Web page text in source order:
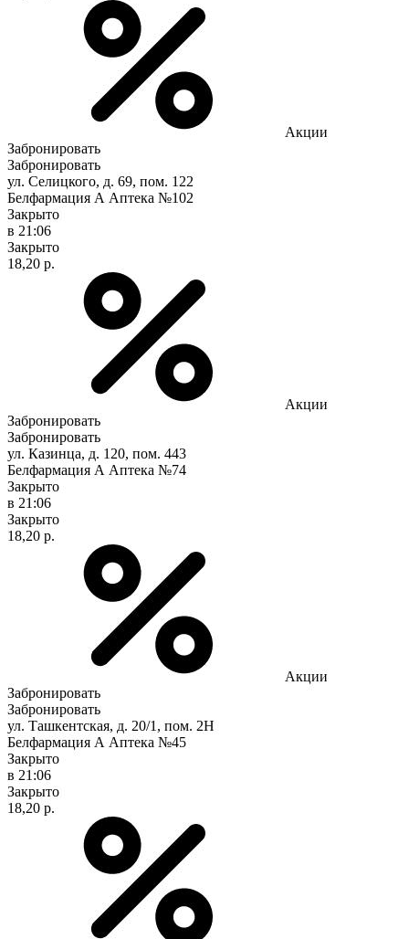
Акции
Забронировать
Забронировать
ул. Селицкого, д. 69, пом. 122
Белфармация А Аптека №102
Закрыто
в 21:06
Закрыто
18,20 р.
Акции
Забронировать
Забронировать
ул. Казинца, д. 120, пом. 443
Белфармация А Аптека №74
Закрыто
в 21:06
Закрыто
18,20 р.
Акции
Забронировать
Забронировать
ул. Ташкентская, д. 20/1, пом. 2Н
Белфармация А Аптека №45
Закрыто
в 21:06
Закрыто
18,20 р.